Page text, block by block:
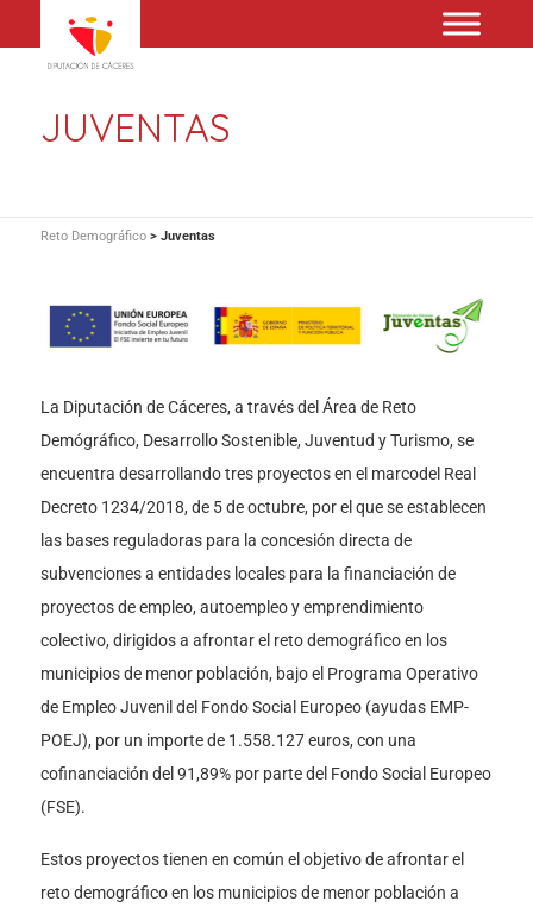
JUVENTAS
Reto Demográfico> Juventas
La Diputación de Cáceres, a través del Área de Reto
Demógráfico, Desarrollo Sostenible, Juventud y Turismo, se
encuentra desarrollando tres proyectos en el marcodel Real
Decreto 1234/2018, de 5 de octubre, por el que se establecen
las bases reguladoras para la concesión directa de
subvenciones a entidades locales para la financiación de
proyectos de empleo, autoempleo y emprendimiento
colectivo, dirigidos a afrontar el reto demográfico en los
municipios de menor población, bajo el Programa Operativo
de Empleo Juvenil del Fondo Social Europeo (ayudas EMP-
POEJ), por un importe de 1.558.127 euros, con una
cofinanciación del 91,89% por parte del Fondo Social Europeo
(FSE).
Estos proyectos tienen en común el objetivo de afrontar el
reto demográfico en los municipios de menor población a